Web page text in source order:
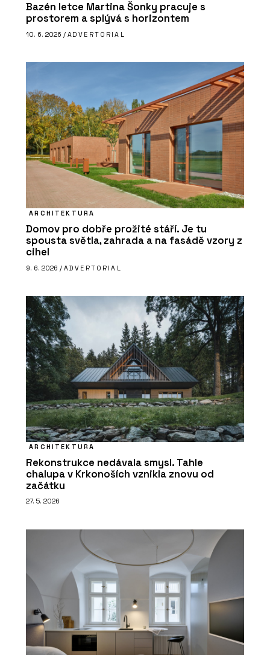
Bazén letce Martina Šonky pracuje s
prostorem a splývá s horizontem
10. 6. 2026 / ADVERTORIAL
ARCHITEKTURA
Domov pro dobře prožité stáří. Je tu
spousta světla, zahrada a na fasádě vzory z
cihel
9. 6. 2026 / ADVERTORIAL
ARCHITEKTURA
Rekonstrukce nedávala smysl. Tahle
chalupa v Krkonoších vznikla znovu od
začátku
27. 5. 2026